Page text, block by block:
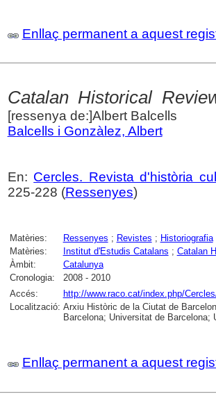
Enllaç permanent a aquest
Catalan Historical
[ressenya de:]Albert Balcells
Balcells i Gonzàlez, Albert
En: Cercles. Revista d'història
225-228 (Ressenyes)
Matèries: Ressenyes ; Revistes ; Historiografia
Matèries:
Institut d'Estudis Catalans ; Catalan
Àmbit:
Catalunya
Cronologia:
2008 - 2010
Accés:
http://www.raco.cat/index.php/
Localització: Arxiu Històric de la Ciutat de
Barcelona; Universitat de Barcelona;
Enllaç permanent a aquest